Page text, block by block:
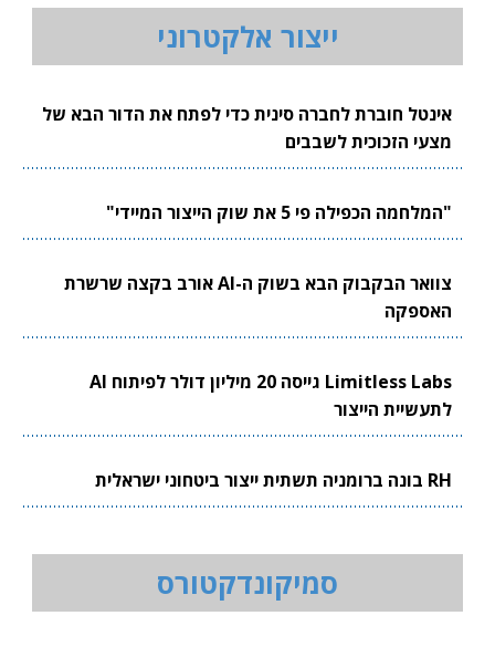
ייצור אלקטרוני
אינטל חוברת לחברה סינית כדי לפתח את הדור הבא של
מצעי הזכוכית לשבבים
"המלחמה הכפילה פי 5 את שוק הייצור המיידי"
צוואר הבקבוק הבא בשוק ה-AI אורב בקצה שרשרת
האספקה
Limitless Labs גייסה 20 מיליון דולר לפיתוח AI
לתעשיית הייצור
RH בונה ברומניה תשתית ייצור ביטחוני ישראלית
סמיקונדקטורס